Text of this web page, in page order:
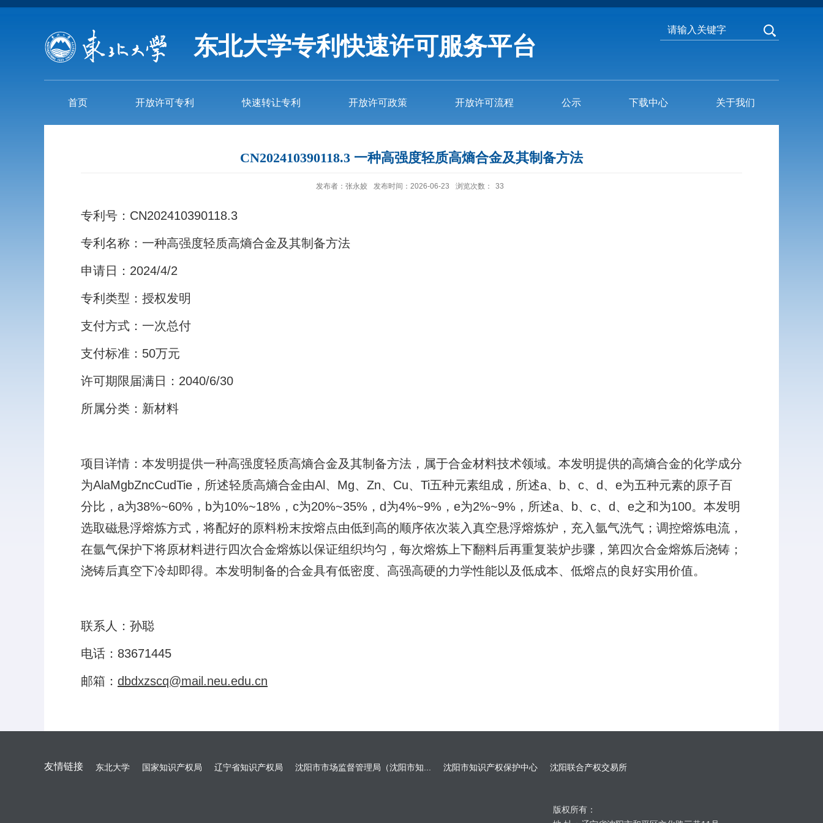
东北大学专利快速许可服务平台
首页 开放许可专利 快速转让专利 开放许可政策 开放许可流程 公示 下载中心 关于我们
CN202410390118.3 一种高强度轻质高熵合金及其制备方法
发布者：张永姣 发布时间：2026-06-23 浏览次数： 33
专利号：CN202410390118.3
专利名称：一种高强度轻质高熵合金及其制备方法
申请日：2024/4/2
专利类型：授权发明
支付方式：一次总付
支付标准：50万元
许可期限届满日：2040/6/30
所属分类：新材料
项目详情：本发明提供一种高强度轻质高熵合金及其制备方法，属于合金材料技术领域。本发明提供的高熵合金的化学成分
为AlaMgbZncCudTie，所述轻质高熵合金由Al、Mg、Zn、Cu、Ti五种元素组成，所述a、b、c、d、e为五种元素的原子百
分比，a为38%~60%，b为10%~18%，c为20%~35%，d为4%~9%，e为2%~9%，所述a、b、c、d、e之和为100。本发明
选取磁悬浮熔炼方式，将配好的原料粉末按熔点由低到高的顺序依次装入真空悬浮熔炼炉，充入氩气洗气；调控熔炼电流，
在氩气保护下将原材料进行四次合金熔炼以保证组织均匀，每次熔炼上下翻料后再重复装炉步骤，第四次合金熔炼后浇铸；
浇铸后真空下冷却即得。本发明制备的合金具有低密度、高强高硬的力学性能以及低成本、低熔点的良好实用价值。
联系人：孙聪
电话：83671445
邮箱： dbdxzscq@mail.neu.edu.cn
友情链接 东北大学 国家知识产权局 辽宁省知识产权局 沈阳市市场监督管理局（沈阳市知... 沈阳市知识产权保护中心 沈阳联合产权交易所
版权所有：